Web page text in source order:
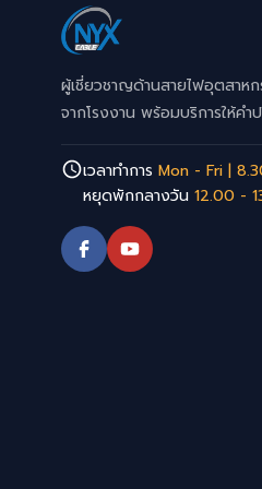
ผู้เชี่ยวชาญด้านสายไฟอุตสาห
จากโรงงาน พร้อมบริการให้ค
เวลาทำการ Mon - Fri |
หยุดพักกลางวัน 12.00 -